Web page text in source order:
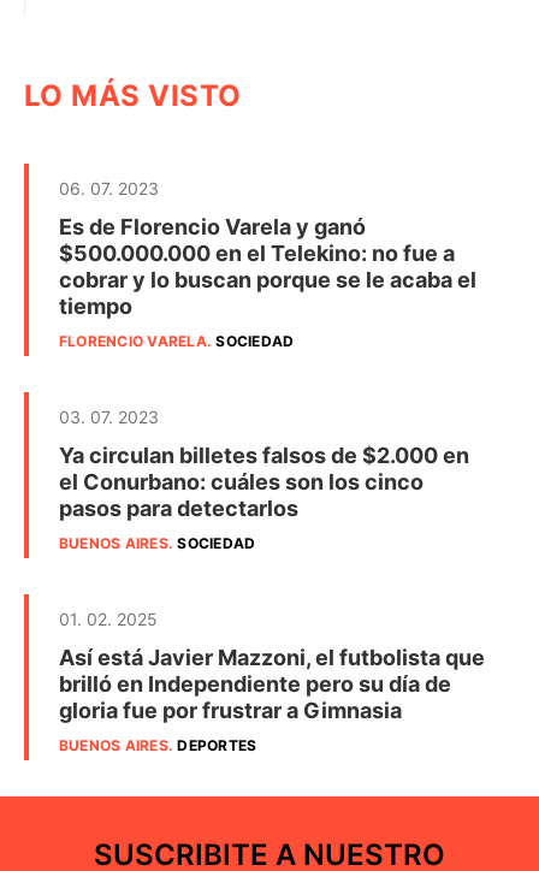
LO MÁS VISTO
06. 07. 2023
Es de Florencio Varela y ganó
$500.000.000 en el Telekino: no fue a
cobrar y lo buscan porque se le acaba el
tiempo
FLORENCIO VARELA.SOCIEDAD
03. 07. 2023
Ya circulan billetes falsos de $2.000 en
el Conurbano: cuáles son los cinco
pasos para detectarlos
BUENOS AIRES.SOCIEDAD
01. 02. 2025
Así está Javier Mazzoni, el futbolista que
brilló en Independiente pero su día de
gloria fue por frustrar a Gimnasia
BUENOS AIRES.DEPORTES
SUSCRIBITE A NUESTRO